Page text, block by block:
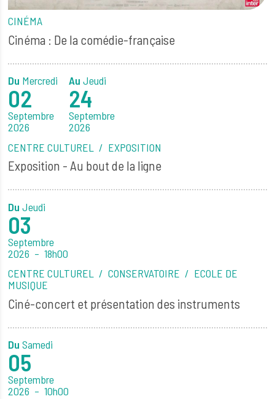
CINÉMA
Cinéma : De la comédie-française
Du Mercredi
02
Septembre
2026
AuJeudi
24
Septembre
2026
CENTRE CULTUREL
EXPOSITION
Exposition - Au bout de la ligne
DuJeudi
03
Septembre
2026
18h00
CENTRE CULTUREL
CONSERVATOIRE
ECOLE DE
MUSIQUE
Ciné-concert et présentation des instruments
DuSamedi
05
Septembre
2026
10h00